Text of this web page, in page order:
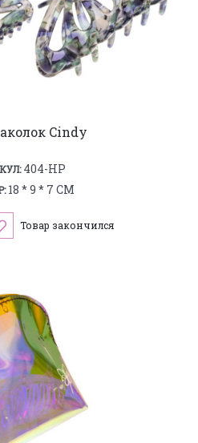
Cindy
404-HP
18 * 9 * 7 СМ
Товар закончился